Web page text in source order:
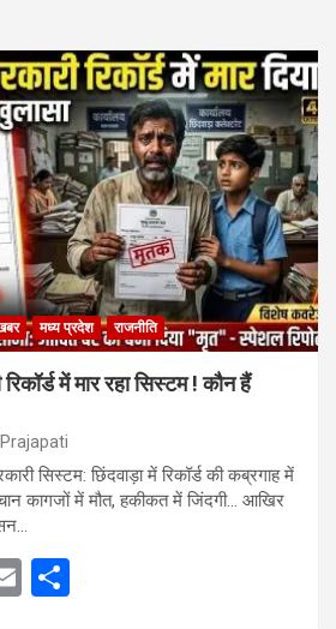
मध्य प्रदेश राजनीति
में मार रहा सिस्टम ! कौन हैं
सिस्टम: छिंदवाड़ा में रिकॉर्ड की कब्रगाह में
कागजों में मौत, हकीकत में जिंदगी… आखिर
E